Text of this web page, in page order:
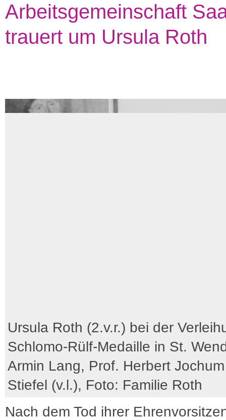
Arbeitsgemeinschaft
trauert um Ursula Roth
Ursula Roth (2.v.r.) bei der
Schlomo-Rülf-Medaille in St.
Armin Lang, Prof. Herbert
Stiefel (v.l.), Foto: Familie Roth
Nach dem Tod ihrer